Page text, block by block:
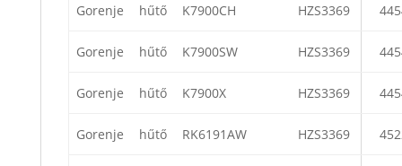
Gorenje hűtő K7900CH HZS3369
Gorenje hűtő K7900SW HZS3369
Gorenje hűtő K7900X HZS3369
Gorenje hűtő RK6191AW HZS3369